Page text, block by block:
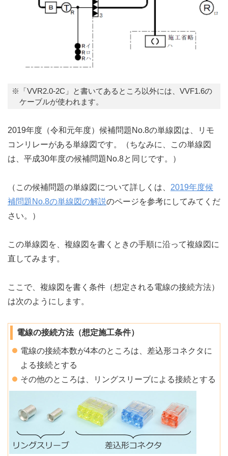
※「VVR2.0-2C」と書いてあるところ以外には、VVF1.6の
ケーブルが使われます。
2019年度（令和元年度）候補問題No.8の単線図は、リモ
コンリレーがある単線図です。（ちなみに、この単線図
は、平成30年度の候補問題No.8と同じです。）
（この候補問題の単線図について詳しくは、 2019年度候
補問題No.8の単線図の解説のページを参考にしてみてくだ
さい。）
この単線図を、複線図を書くときの手順に沿って複線図に
直してみます。
ここで、複線図を書く条件（想定される電線の接続方法）
は次のようにします。
電線の接続方法（想定施工条件）
電線の接続本数が4本のところは、差込形コネクタに
よる接続とする
その他のところは、リングスリーブによる接続とする